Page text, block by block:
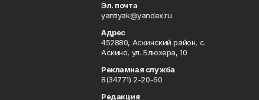
Эл. почта
yantiyak@yandex.ru
Адрес
452880, Аскинский район, с.
Аскино, ул. Блюхера, 10
Рекламная служба
8(34771) 2-20-60
Редакция